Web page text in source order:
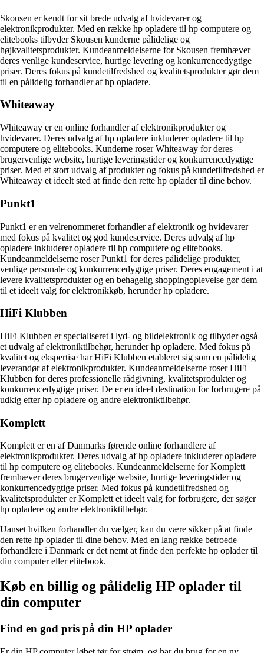
Skousen er kendt for sit brede udvalg af hvidevarer og
elektronikprodukter. Med en række hp opladere til hp computere og
elitebooks tilbyder Skousen kunderne pålidelige og
højkvalitetsprodukter. Kundeanmeldelserne for Skousen fremhæver
deres venlige kundeservice, hurtige levering og konkurrencedygtige
priser. Deres fokus på kundetilfredshed og kvalitetsprodukter gør dem
til en pålidelig forhandler af hp opladere.
Whiteaway
Whiteaway er en online forhandler af elektronikprodukter og
hvidevarer. Deres udvalg af hp opladere inkluderer opladere til hp
computere og elitebooks. Kunderne roser Whiteaway for deres
brugervenlige website, hurtige leveringstider og konkurrencedygtige
priser. Med et stort udvalg af produkter og fokus på kundetilfredshed er
Whiteaway et ideelt sted at finde den rette hp oplader til dine behov.
Punkt1
Punkt1 er en velrenommeret forhandler af elektronik og hvidevarer
med fokus på kvalitet og god kundeservice. Deres udvalg af hp
opladere inkluderer opladere til hp computere og elitebooks.
Kundeanmeldelserne roser Punkt1 for deres pålidelige produkter,
venlige personale og konkurrencedygtige priser. Deres engagement i at
levere kvalitetsprodukter og en behagelig shoppingoplevelse gør dem
til et ideelt valg for elektronikkøb, herunder hp opladere.
HiFi Klubben
HiFi Klubben er specialiseret i lyd- og bildelektronik og tilbyder også
et udvalg af elektroniktilbehør, herunder hp opladere. Med fokus på
kvalitet og ekspertise har HiFi Klubben etableret sig som en pålidelig
leverandør af elektronikprodukter. Kundeanmeldelserne roser HiFi
Klubben for deres professionelle rådgivning, kvalitetsprodukter og
konkurrencedygtige priser. De er en ideel destination for forbrugere på
udkig efter hp opladere og andre elektroniktilbehør.
Komplett
Komplett er en af Danmarks førende online forhandlere af
elektronikprodukter. Deres udvalg af hp opladere inkluderer opladere
til hp computere og elitebooks. Kundeanmeldelserne for Komplett
fremhæver deres brugervenlige website, hurtige leveringstider og
konkurrencedygtige priser. Med fokus på kundetilfredshed og
kvalitetsprodukter er Komplett et ideelt valg for forbrugere, der søger
hp opladere og andre elektroniktilbehør.
Uanset hvilken forhandler du vælger, kan du være sikker på at finde
den rette hp oplader til dine behov. Med en lang række betroede
forhandlere i Danmark er det nemt at finde den perfekte hp oplader til
din computer eller elitebook.
Køb en billig og pålidelig HP oplader til
din computer
Find en god pris på din HP oplader